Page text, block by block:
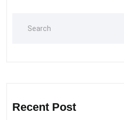
Recent Post